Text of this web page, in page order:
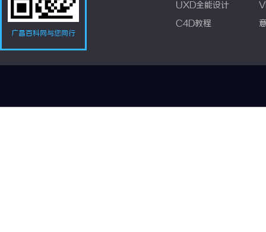
广昌百科网与您同行
UXD全能设计
C4D教程